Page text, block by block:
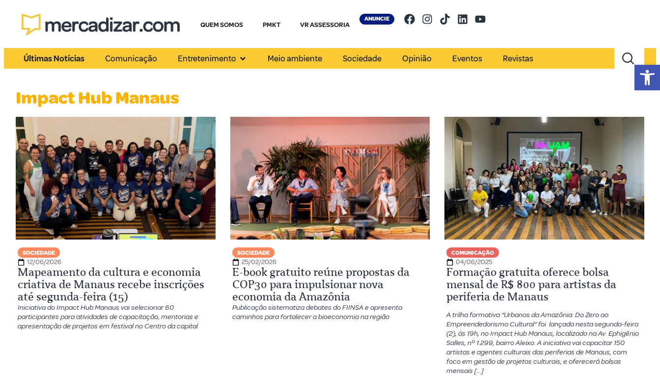
QUEM SOMOS PMKT VR ASSESSORIA
ANUNCIE
Últimas Notícias Comunicação Entretenimento Meio ambiente Sociedade Opinião Eventos Revistas
Impact Hub Manaus
SOCIEDADE
12/06/2026
Mapeamento da cultura e economia
criativa de Manaus recebe inscrições
até segunda-feira (15)
Iniciativa do Impact Hub Manaus vai selecionar 60
participantes para atividades de capacitação, mentorias e
apresentação de projetos em festival no Centro da capital
SOCIEDADE
25/02/2026
E-book gratuito reúne propostas da
COP30 para impulsionar nova
economia da Amazônia
Publicação sistematiza debates do FIINSA e apresenta
caminhos para fortalecer a bioeconomia na região
COMUNICAÇÃO
04/06/2025
Formação gratuita oferece bolsa
mensal de R$ 800 para artistas da
periferia de Manaus
A trilha formativa “Urbanos da Amazônia: Do Zero ao
Empreendedorismo Cultural” foi lançada nesta segunda-feira
(2), às 19h, no Impact Hub Manaus, localizado na Av. Ephigênio
Salles, nº 1.299, bairro Aleixo. A iniciativa vai capacitar 150
artistas e agentes culturais das periferias de Manaus, com
foco em gestão de projetos culturais, e oferecerá bolsas
mensais […]